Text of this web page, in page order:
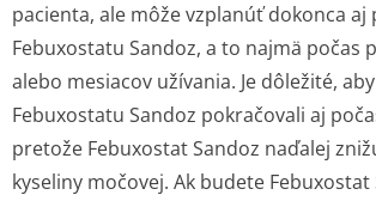
pacienta, ale môže vzplanúť dokonca aj
Febuxostatu Sandoz, a to najmä počas
alebo mesiacov užívania. Je dôležité,
Febuxostatu Sandoz pokračovali aj
pretože Febuxostat Sandoz naďalej
kyseliny močovej. Ak budete